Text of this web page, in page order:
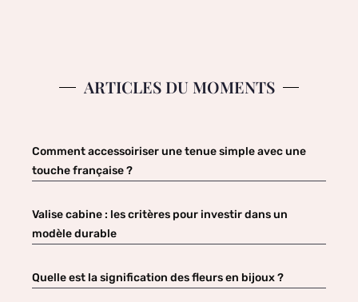
ARTICLES DU MOMENTS
Comment accessoiriser une tenue simple avec une
touche française ?
Valise cabine : les critères pour investir dans un
modèle durable
Quelle est la signification des fleurs en bijoux ?